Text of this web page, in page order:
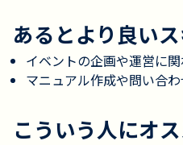
あるとより良い
イベントの企画や運営に
マニュアル作成や問い合
こういう人にオ